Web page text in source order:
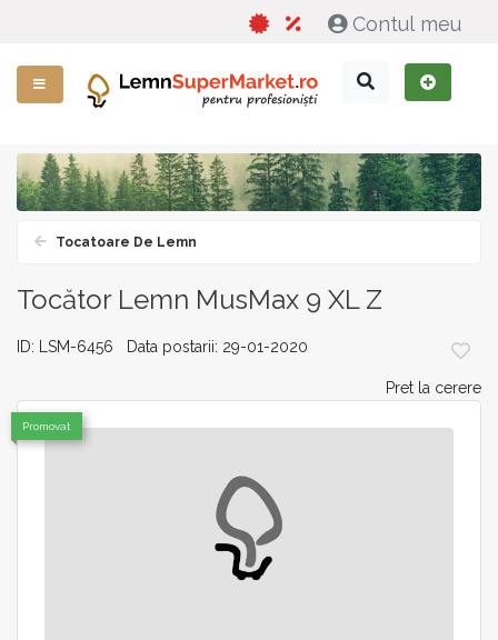
Contul meu
Tocatoare De Lemn
Tocător Lemn MusMax 9 XL Z
ID: LSM-6456 Data postarii: 29-01-2020
Pret la cerere
Promovat